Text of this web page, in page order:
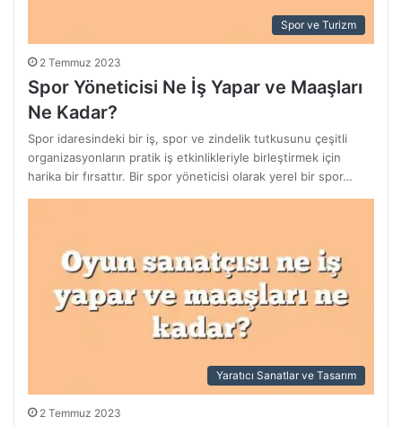
Spor ve Turizm
2 Temmuz 2023
Spor Yöneticisi Ne İş Yapar ve Maaşları
Ne Kadar?
Spor idaresindeki bir iş, spor ve zindelik tutkusunu çeşitli
organizasyonların pratik iş etkinlikleriyle birleştirmek için
harika bir fırsattır. Bir spor yöneticisi olarak yerel bir spor…
Yaratıcı Sanatlar ve Tasarım
2 Temmuz 2023